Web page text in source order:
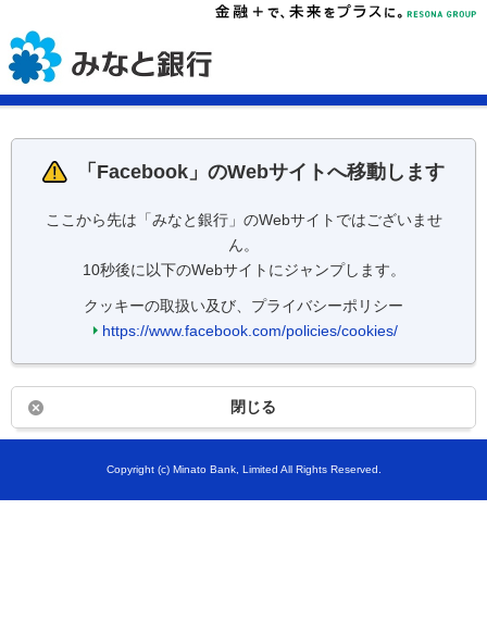
「 Facebook 」のWebサイトへ移動します
ここから先は「みなと銀行」のWebサイトではございませ
ん。
10秒後に以下のWebサイトにジャンプします。
クッキーの取扱い及び、プライバシーポリシー
https://www.facebook.com/policies/cookies/
閉じる
Copyright (c) Minato Bank, Limited All Rights Reserved.